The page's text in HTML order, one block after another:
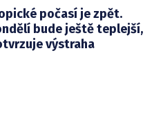
počasí je zpět.
bude ještě teplejší,
výstraha